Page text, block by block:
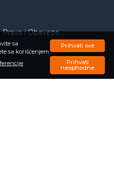
sa
sa korišćenjem
Prihvati sve
Prihvati
neophodne
i Obaveze